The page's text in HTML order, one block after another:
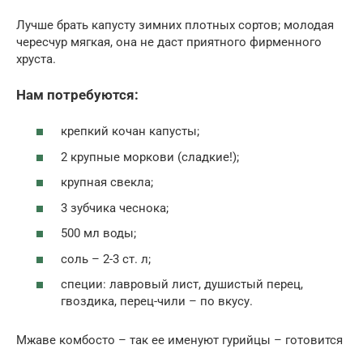
Лучше брать капусту зимних плотных сортов; молодая
чересчур мягкая, она не даст приятного фирменного
хруста.
Нам потребуются:
крепкий кочан капусты;
2 крупные моркови (сладкие!);
крупная свекла;
3 зубчика чеснока;
500 мл воды;
соль – 2-3 ст. л;
специи: лавровый лист, душистый перец,
гвоздика, перец-чили – по вкусу.
Мжаве комбосто – так ее именуют гурийцы – готовится